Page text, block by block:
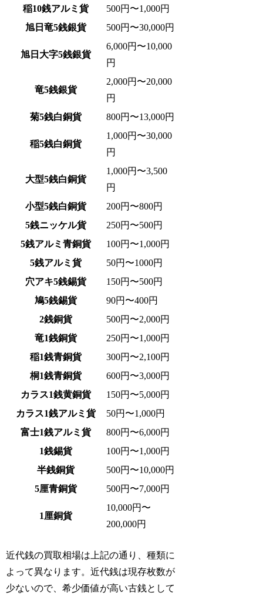
稲10銭アルミ貨
500円〜1,000円
旭日竜5銭銀貨
500円〜30,000円
旭日大字5銭銀貨
6,000円〜10,000
円
竜5銭銀貨
2,000円〜20,000
円
菊5銭白銅貨
800円〜13,000円
稲5銭白銅貨
1,000円〜30,000
円
大型5銭白銅貨
1,000円〜3,500
円
小型5銭白銅貨
200円〜800円
5銭ニッケル貨
250円〜500円
5銭アルミ青銅貨
100円〜1,000円
5銭アルミ貨
50円〜1000円
穴アキ5銭錫貨
150円〜500円
鳩5銭錫貨
90円〜400円
2銭銅貨
500円〜2,000円
竜1銭銅貨
250円〜1,000円
稲1銭青銅貨
300円〜2,100円
桐1銭青銅貨
600円〜3,000円
カラス1銭黄銅貨
150円〜5,000円
カラス1銭アルミ貨
50円〜1,000円
富士1銭アルミ貨
800円〜6,000円
1銭錫貨
100円〜1,000円
半銭銅貨
500円〜10,000円
5厘青銅貨
500円〜7,000円
1厘銅貨
10,000円〜
200,000円
近代銭の買取相場は上記の通り、種類に
よって異なります。近代銭は現存枚数が
少ないので、希少価値が高い古銭として